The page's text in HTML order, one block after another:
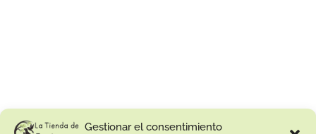
Gestionar el consentimiento